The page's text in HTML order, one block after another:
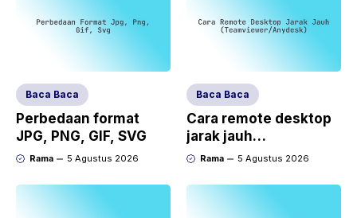
Baca Baca
Perbedaan format
JPG, PNG, GIF, SVG
Rama 5 Agustus 2026
Baca Baca
Cara remote desktop
jarak jauh
(TeamViewer/AnyDes
Rama 5 Agustus 2026